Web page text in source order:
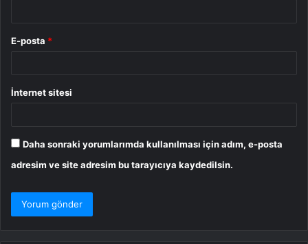
E-posta *
İnternet sitesi
Daha sonraki yorumlarımda kullanılması için adım, e-posta
adresim ve site adresim bu tarayıcıya kaydedilsin.